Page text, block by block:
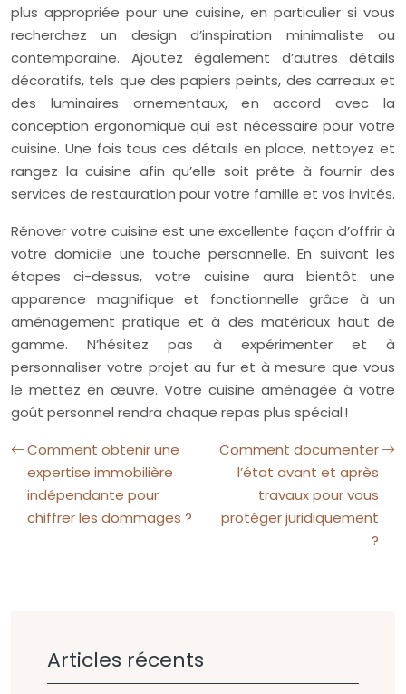
plus appropriée pour une cuisine, en particulier si vous
recherchez un design d’inspiration minimaliste ou
contemporaine. Ajoutez également d’autres détails
décoratifs, tels que des papiers peints, des carreaux et
des luminaires ornementaux, en accord avec la
conception ergonomique qui est nécessaire pour votre
cuisine. Une fois tous ces détails en place, nettoyez et
rangez la cuisine afin qu’elle soit prête à fournir des
services de restauration pour votre famille et vos invités.
Rénover votre cuisine est une excellente façon d’offrir à
votre domicile une touche personnelle. En suivant les
étapes ci-dessus, votre cuisine aura bientôt une
apparence magnifique et fonctionnelle grâce à un
aménagement pratique et à des matériaux haut de
gamme. N’hésitez pas à expérimenter et à
personnaliser votre projet au fur et à mesure que vous
le mettez en œuvre. Votre cuisine aménagée à votre
goût personnel rendra chaque repas plus spécial !
Comment obtenir une
expertise immobilière
indépendante pour
chiffrer les dommages ?
Comment documenter
l’état avant et après
travaux pour vous
protéger juridiquement
?
Articles récents